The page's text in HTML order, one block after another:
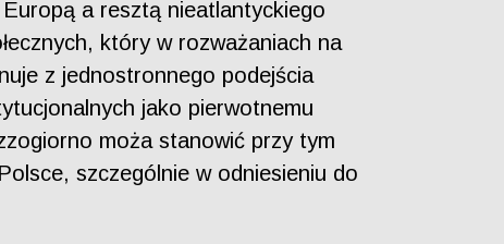
a resztą nieatlantyckiego
który w rozważaniach na
z jednostronnego podejścia
jako pierwotnemu
moża stanowić przy tym
szczególnie w odniesieniu do